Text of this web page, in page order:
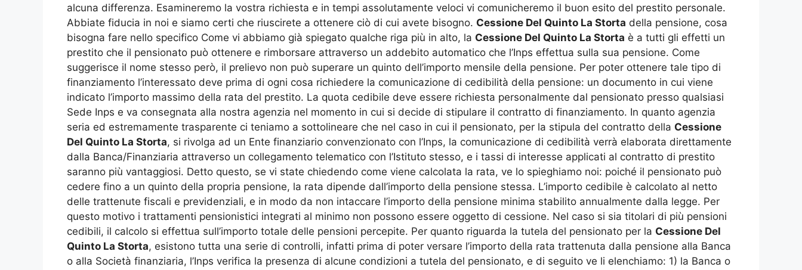
alcuna differenza. Esamineremo la vostra richiesta e in tempi assolutamente veloci vi comunicheremo il buon esito del prestito personale.
Abbiate fiducia in noi e siamo certi che riuscirete a ottenere ciò di cui avete bisogno. Cessione Del Quinto La Storta della pensione, cosa
bisogna fare nello specifico Come vi abbiamo già spiegato qualche riga più in alto, la Cessione Del Quinto La Storta è a tutti gli effetti un
prestito che il pensionato può ottenere e rimborsare attraverso un addebito automatico che l’Inps effettua sulla sua pensione. Come
suggerisce il nome stesso però, il prelievo non può superare un quinto dell’importo mensile della pensione. Per poter ottenere tale tipo di
finanziamento l’interessato deve prima di ogni cosa richiedere la comunicazione di cedibilità della pensione: un documento in cui viene
indicato l’importo massimo della rata del prestito. La quota cedibile deve essere richiesta personalmente dal pensionato presso qualsiasi
Sede Inps e va consegnata alla nostra agenzia nel momento in cui si decide di stipulare il contratto di finanziamento. In quanto agenzia
seria ed estremamente trasparente ci teniamo a sottolineare che nel caso in cui il pensionato, per la stipula del contratto della Cessione
Del Quinto La Storta, si rivolga ad un Ente finanziario convenzionato con l’Inps, la comunicazione di cedibilità verrà elaborata direttamente
dalla Banca/Finanziaria attraverso un collegamento telematico con l’Istituto stesso, e i tassi di interesse applicati al contratto di prestito
saranno più vantaggiosi. Detto questo, se vi state chiedendo come viene calcolata la rata, ve lo spieghiamo noi: poiché il pensionato può
cedere fino a un quinto della propria pensione, la rata dipende dall’importo della pensione stessa. L’importo cedibile è calcolato al netto
delle trattenute fiscali e previdenziali, e in modo da non intaccare l’importo della pensione minima stabilito annualmente dalla legge. Per
questo motivo i trattamenti pensionistici integrati al minimo non possono essere oggetto di cessione. Nel caso si sia titolari di più pensioni
cedibili, il calcolo si effettua sull’importo totale delle pensioni percepite. Per quanto riguarda la tutela del pensionato per la Cessione Del
Quinto La Storta, esistono tutta una serie di controlli, infatti prima di poter versare l’importo della rata trattenuta dalla pensione alla Banca
o alla Società finanziaria, l’Inps verifica la presenza di alcune condizioni a tutela del pensionato, e di seguito ve li elenchiamo: 1) la Banca o